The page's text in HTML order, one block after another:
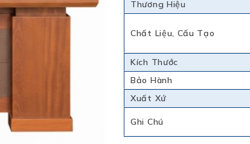
Thương Hiệu
Chất Liệu, Cấu Tạo
Kích Thước
Bảo Hành
Xuất Xứ
Ghi Chú